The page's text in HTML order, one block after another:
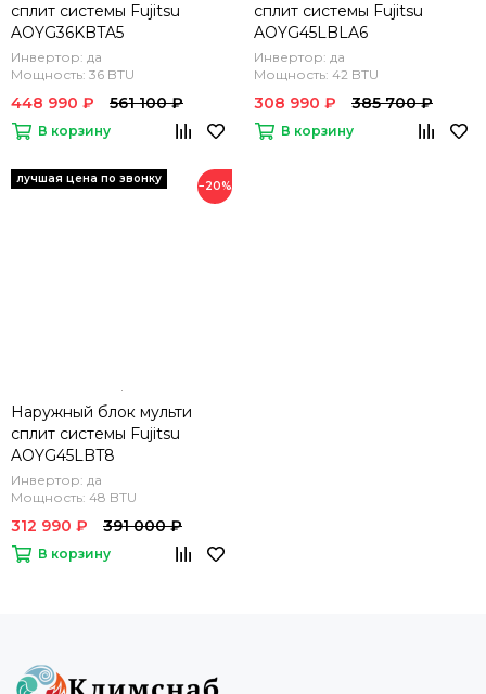
сплит системы Fujitsu
AOYG36KBTA5
Инвертор: да
Мощность: 36 BTU
448 990 ₽ 561 100 ₽
В корзину
сплит системы Fujitsu
AOYG45LBLA6
Инвертор: да
Мощность: 42 BTU
308 990 ₽ 385 700 ₽
В корзину
−20%
Наружный блок мульти
сплит системы Fujitsu
AOYG45LBT8
Инвертор: да
Мощность: 48 BTU
312 990 ₽ 391 000 ₽
В корзину